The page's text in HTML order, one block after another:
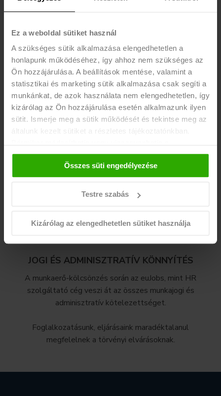
Ez a weboldal sütiket használ
A szükséges sütik alkalmazása elengedhetetlen a
honlapunk működéséhez, így ahhoz nem szükséges az
Ön hozzájárulása. A beállítások mentése, valamint a
statisztikai és marketing sütik alkalmazása csak segíti a
munkánkat, de azok használata nem elengedhetetlen, így
kizárólag az Ön hozzájárulása esetén alkalmazunk ilyen
sütit. Ismerje meg a sütik működését és tekintse meg az
általunk kezelt sütiket a részletes tájékoztatónkban.
hozzájárulását a weboldalunk láblécében található "Süti
tájékoztató" feliratra kattintva.
Összes süti engedélyezése
Testre szabás
Kizárólag az elengedhetetlen sütiket használja
RUGALMASSÁG
A munkaerő-kölcsönzés lehetővé teszi, hogy
ügyfeleink gyorsan és hatékonyan reagáljanak a
garantálja, hogy partnereink a legmegfelelőbb
JOGI ÉS ADMINISZTRATÍV KÖNNYÍTÉS
A munkaerő-kölcsönzés során az euJobs, mint HR
szolgáltató cég veszi át az összes munkajogi és
adminisztratív kötelezettséget.
Foglalkozatásunk, eljárásaink maradéktalanul
megfelelnek a törvényi elvárásoknak.